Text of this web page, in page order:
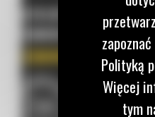
Polityką
Więcej
tym